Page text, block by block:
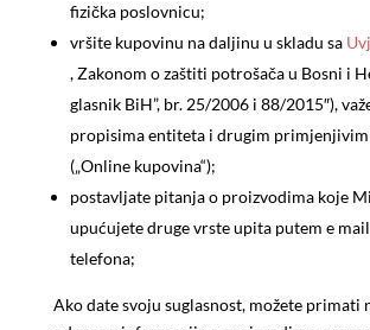
fizička poslovnicu;
vršite kupovinu na daljinu u skladu sa
, Zakonom o zaštiti potrošača u Bosni i
glasnik BiH”, br. 25/2006 i 88/2015″),
propisima entiteta i drugim
(„Online kupovina“);
postavljate pitanja o proizvodima koje
upućujete druge vrste upita putem e
telefona;
Ako date svoju suglasnost, možete primati